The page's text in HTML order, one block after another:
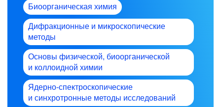
Биоорганическая химия
Дифракционные и микроскопические
методы
Основы физической, биоорганической
и коллоидной химии
Ядерно-спектроскопические
и синхротронные методы исследований